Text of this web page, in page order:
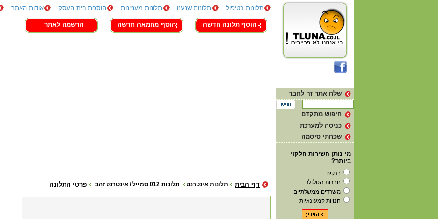
תלונות בטיפול תלונות שנענו תלונות מעניינות הוספת בית העסק אודות האתר
צור קשר
הוסף תלונה חדשה הוסף מחמאה חדשה הרשמה לאתר
פרטי התלונה תלונות 012 סמייל / אינטרנט זהב תלונות אינטרנט דף הבית
שלח אתר זה לחבר
חיפוש מתקדם
כניסה למערכת
שכחתי סיסמה
מי נותן השירות הלקוי
ביותר?
בנקים
חברות הסלולר
משרדים ממשלתיים
חנויות קמעונאיות